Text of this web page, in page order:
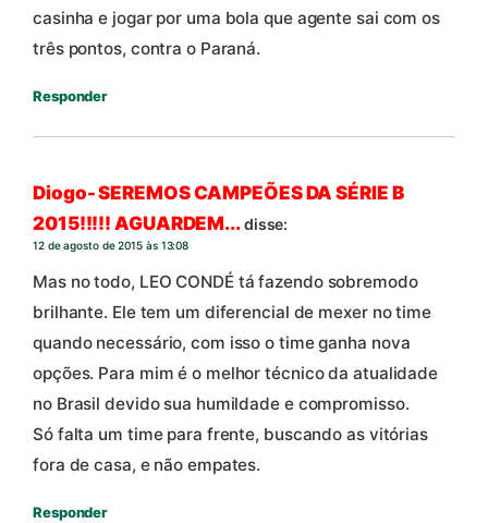
casinha e jogar por uma bola que agente sai com os
três pontos, contra o Paraná.
Responder
Diogo- SEREMOS CAMPEÕES DA SÉRIE B
2015!!!!! AGUARDEM...disse:
12 de agosto de 2015 às 13:08
Mas no todo, LEO CONDÉ tá fazendo sobremodo
brilhante. Ele tem um diferencial de mexer no time
quando necessário, com isso o time ganha nova
opções. Para mim é o melhor técnico da atualidade
no Brasil devido sua humildade e compromisso.
Só falta um time para frente, buscando as vitórias
fora de casa, e não empates.
Responder